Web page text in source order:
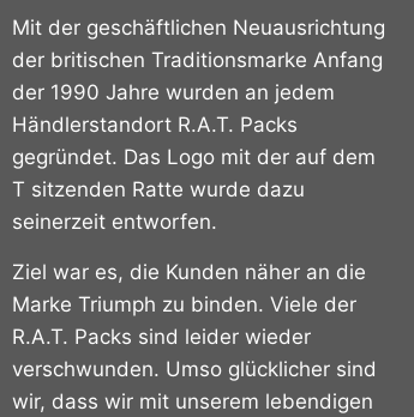
Mit der geschäftlichen Neuausrichtung
der britischen Traditionsmarke Anfang
der 1990 Jahre wurden an jedem
Händlerstandort R.A.T. Packs
gegründet. Das Logo mit der auf dem
T sitzenden Ratte wurde dazu
seinerzeit entworfen.
Ziel war es, die Kunden näher an die
Marke Triumph zu binden. Viele der
R.A.T. Packs sind leider wieder
verschwunden. Umso glücklicher sind
wir, dass wir mit unserem lebendigen